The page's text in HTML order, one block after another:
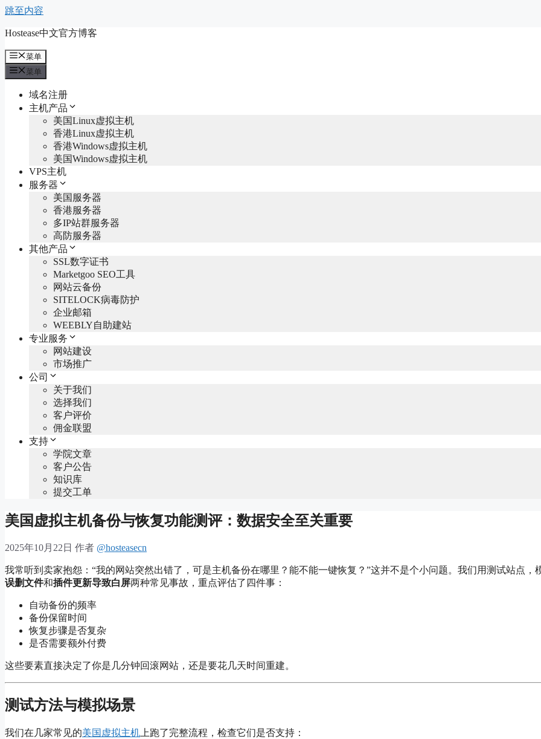
跳至内容
Hostease中文官方博客
菜单
菜单
域名注册
主机产品
美国Linux虚拟主机
香港Linux虚拟主机
香港Windows虚拟主机
美国Windows虚拟主机
VPS主机
服务器
美国服务器
香港服务器
多IP站群服务器
高防服务器
其他产品
SSL数字证书
Marketgoo SEO工具
网站云备份
SITELOCK病毒防护
企业邮箱
WEEBLY自助建站
专业服务
网站建设
市场推广
公司
关于我们
选择我们
客户评价
佣金联盟
支持
学院文章
客户公告
知识库
提交工单
美国虚拟主机备份与恢复功能测评：数据安全至关重要
2025年10月22日 作者 @hosteasecn
我常听到卖家抱怨：“我的网站突然出错了，可是主机备份在哪里？能不能一键恢复？”这并不是个小问题。我们用测试站点，
误删文件和插件更新导致白屏两种常见事故，重点评估了四件事：
自动备份的频率
备份保留时间
恢复步骤是否复杂
是否需要额外付费
这些要素直接决定了你是几分钟回滚网站，还是要花几天时间重建。
测试方法与模拟场景
我们在几家常见的美国虚拟主机 上跑了完整流程，检查它们是否支持：